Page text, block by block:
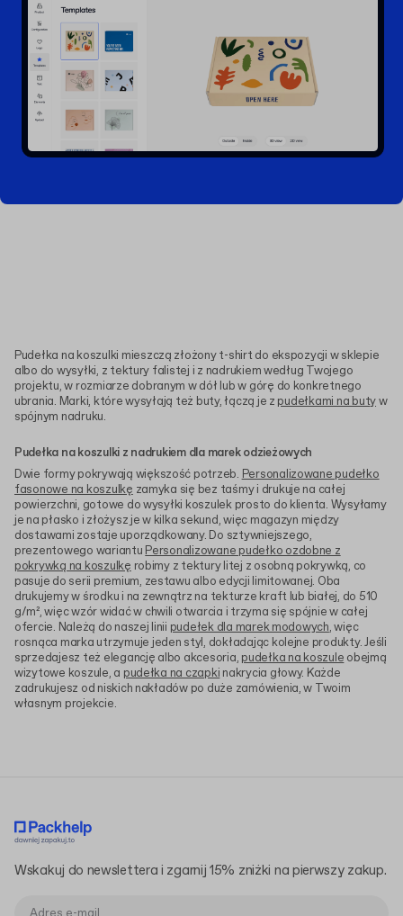
Pudełka na koszulki mieszczą złożony t-shirt do ekspozycji w sklepie
albo do wysyłki, z tektury falistej i z nadrukiem według Twojego
projektu, w rozmiarze dobranym w dół lub w górę do konkretnego
ubrania. Marki, które wysyłają też buty, łączą je z pudełkami na butyw
spójnym nadruku.
Pudełka na koszulki z nadrukiem dla marek odzieżowych
Dwie formy pokrywają większość potrzeb. Personalizowane pudełko
fasonowe na koszulkę zamyka się bez taśmy i drukuje na całej
powierzchni, gotowe do wysyłki koszulek prosto do klienta. Wysyłamy
je na płasko i złożysz je w kilka sekund, więc magazyn między
dostawami zostaje uporządkowany. Do sztywniejszego,
prezentowego wariantu Personalizowane pudełko ozdobne z
pokrywką na koszulkę robimy z tektury litej z osobną pokrywką, co
pasuje do serii premium, zestawu albo edycji limitowanej. Oba
drukujemy w środku i na zewnątrz na tekturze kraft lub białej, do 510
g/m², więc wzór widać w chwili otwarcia i trzyma się spójnie w całej
ofercie. Należą do naszej linii pudełek dla marek modowych, więc
rosnąca marka utrzymuje jeden styl, dokładając kolejne produkty. Jeśli
sprzedajesz też elegancję albo akcesoria, pudełka na koszule obejmą
wizytowe koszule, a pudełka na czapki nakrycia głowy. Każde
zadrukujesz od niskich nakładów po duże zamówienia, w Twoim
własnym projekcie.
Wskakuj do newslettera i zgarnij 15% zniżki na pierwszy zakup.